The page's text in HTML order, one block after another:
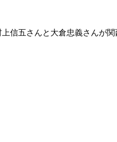
信五さんと大倉忠義さんが関